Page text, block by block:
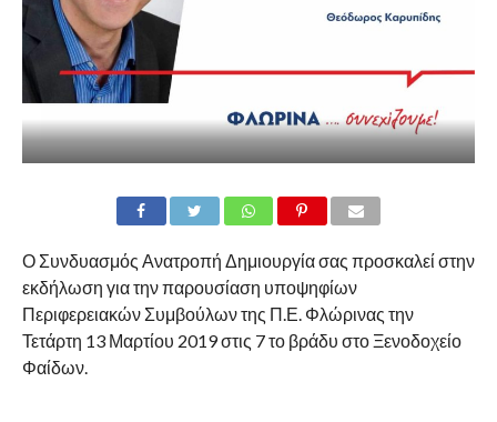
Ο Συνδυασμός Ανατροπή Δημιουργία σας προσκαλεί στην
εκδήλωση για την παρουσίαση υποψηφίων
Περιφερειακών Συμβούλων της Π.Ε. Φλώρινας την
Τετάρτη 13 Μαρτίου 2019 στις 7 το βράδυ στο Ξενοδοχείο
Φαίδων.